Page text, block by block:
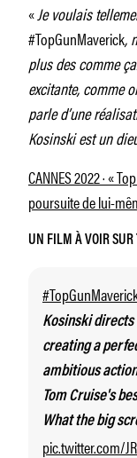
«Je voulais
#TopGunMaverick,
plus des comme
excitante, comme
parle d’une
Kosinski est un
CANNES 2022 · «
poursuite de lui-
UN FILM À VOIR SUR
Kosinski
creating a
ambitious
Tom Cruise's
What the big
pic.twitter.com/